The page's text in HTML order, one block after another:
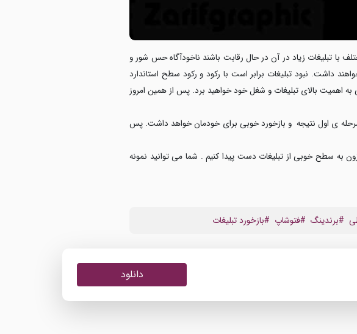
با تبلیغات زیاد در آن در حال رقابت باشند ناخودآگاه حس شور و
داشت. نبود تبلیغات برابر است با رکود و رکود سطح استاندارد
اهمیت بالای تبلیغات و شغل خود خواهید برد. پس از همین امروز
مرحله ی اول نتیجه و بازخورد خوبی برای خودمان خواهد داشت. پس
به سطح خوبی از تبلیغات دست پیدا کنیم . شما می توانید نمونه
#برندینگ #فتوشاپ #بازخورد تبلیغات
دانلود